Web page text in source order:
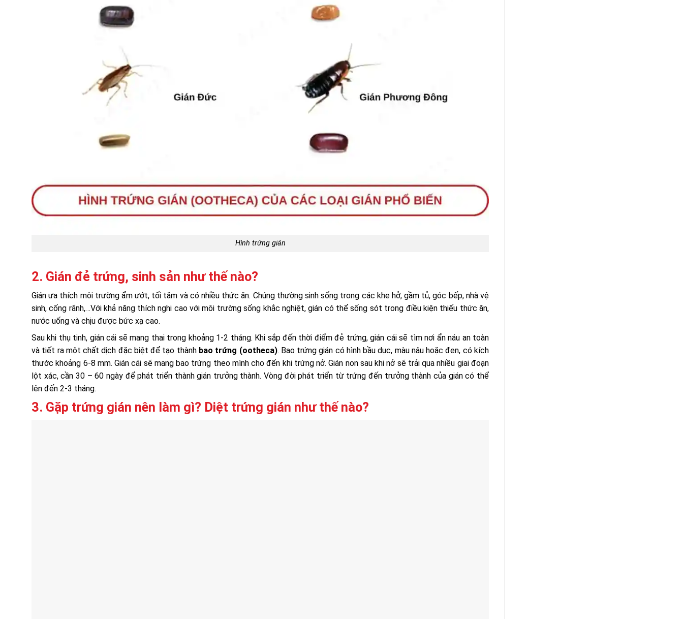
Hình trứng gián
2. Gián đẻ trứng, sinh sản như thế nào?
Gián ưa thích môi trường ẩm ướt, tối tăm và có nhiều thức ăn. Chúng thường sinh sống trong các khe hở, gầm tủ, góc bếp, nhà vệ
sinh, cống rãnh,…Với khả năng thích nghi cao với môi trường sống khắc nghiệt, gián có thể sống sót trong điều kiện thiếu thức ăn,
nước uống và chịu được bức xạ cao.
Sau khi thụ tinh, gián cái sẽ mang thai trong khoảng 1-2 tháng. Khi sắp đến thời điểm đẻ trứng, gián cái sẽ tìm nơi ẩn náu an toàn
và tiết ra một chất dịch đặc biệt để tạo thành bao trứng (ootheca). Bao trứng gián có hình bầu dục, màu nâu hoặc đen, có kích
thước khoảng 6-8 mm. Gián cái sẽ mang bao trứng theo mình cho đến khi trứng nở. Gián non sau khi nở sẽ trải qua nhiều giai đoạn
lột xác, cần 30 – 60 ngày để phát triển thành gián trưởng thành. Vòng đời phát triển từ trứng đến trưởng thành của gián có thể
lên đến 2-3 tháng.
3. Gặp trứng gián nên làm gì? Diệt trứng gián như thế nào?